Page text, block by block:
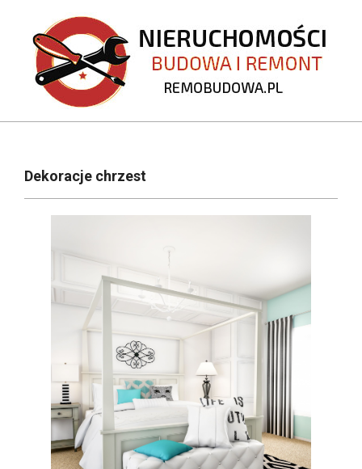
content
REMOBUDOWA.PL
NavigationDekoracje chrzest